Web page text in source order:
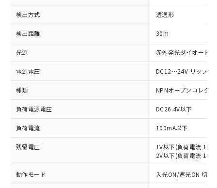
検出方式 透過形
検出距離 30m
光源 赤外発光ダイオード
電源電圧 DC12～24V リップ
種類 NPNオープンコレクタ
負荷電源電圧 DC26.4V以下
負荷電流 100mA以下
残留電圧
1V以下(負荷電流
2V以下(負荷電流 10
動作モード 入光ON/遮光ON 切替